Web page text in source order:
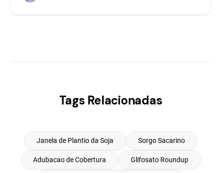
Tags Relacionadas
Janela de Plantio da Soja Sorgo Sacarino
Adubacao de Cobertura Glifosato Roundup